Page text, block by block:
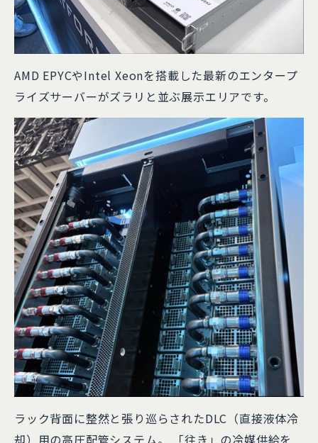
AMD EPYCやIntel Xeonを搭載した最新のエンタープ
ライズサーバーがズラリと並ぶ展示エリアです。
ラック背面に整然と張り巡らされたDLC（直接液体冷
却）用の高圧配管システム。 「往き」の冷媒供給を